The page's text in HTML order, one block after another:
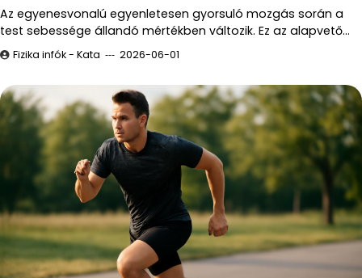
Az egyenesvonalú egyenletesen gyorsuló mozgás során a
test sebessége állandó mértékben változik. Ez az alapvető…
Fizika infók - Kata 2026-06-01